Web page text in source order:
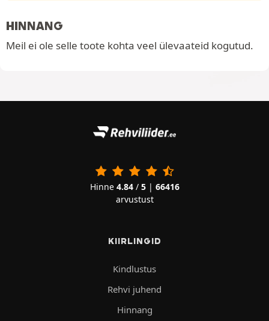
HINNANG
Meil ei ole selle toote kohta veel ülevaateid kogutud.
Hinne 4.84/ 5| 66416
arvustust
KIIRLINGID
Kindlustus
Rehvi juhend
Hinnang